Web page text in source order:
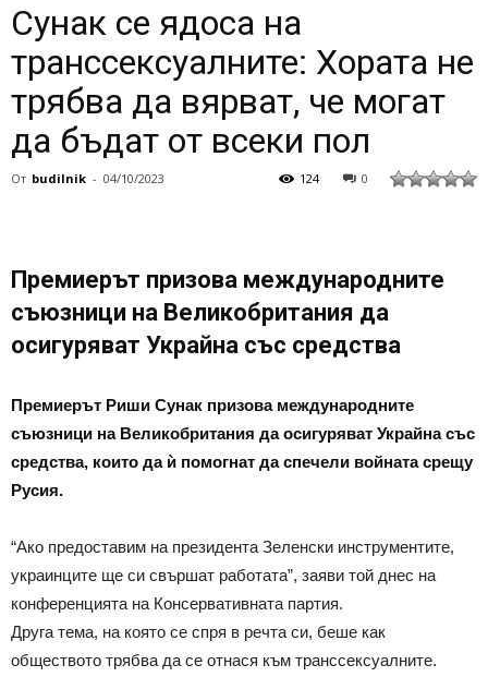
Сунак се ядоса на
транссексуалните: Хората не
трябва да вярват, че могат
да бъдат от всеки пол
От budilnik - 04/10/2023 0
124
Премиерът призова международните
съюзници на Великобритания да
осигуряват Украйна със средства
Премиерът Риши Сунак призова международните
съюзници на Великобритания да осигуряват Украйна със
средства, които да ѝ помогнат да спечели войната срещу
Русия.
“Ако предоставим на президента Зеленски инструментите,
украинците ще си свършат работата”, заяви той днес на
конференцията на Консервативната партия.
Друга тема, на която се спря в речта си, беше как
обществото трябва да се отнася към транссексуалните.